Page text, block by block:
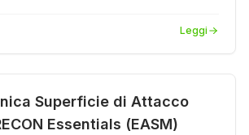
Leggi
Superficie di Attacco
Essentials (EASM)